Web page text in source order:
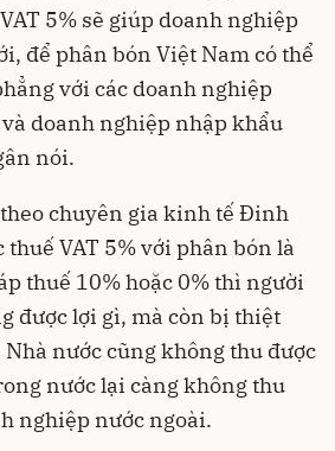
5% sẽ giúp doanh nghiệp
để phân bón Việt Nam có thể
với các doanh nghiệp
doanh nghiệp nhập khẩu
nói.
chuyên gia kinh tế Đinh
VAT 5% với phân bón là
thuế 10% hoặc 0% thì người
được lợi gì, mà còn bị thiệt
nước cũng không thu được
nước lại càng không thu
nghiệp nước ngoài.